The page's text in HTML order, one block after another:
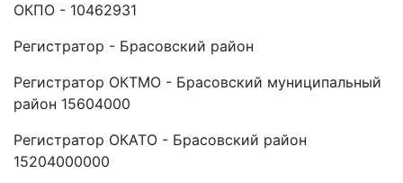
ОКПО - 10462931
Регистратор - Брасовский район
Регистратор ОКТМО - Брасовский муниципальный
район 15604000
Регистратор ОКАТО - Брасовский район
15204000000